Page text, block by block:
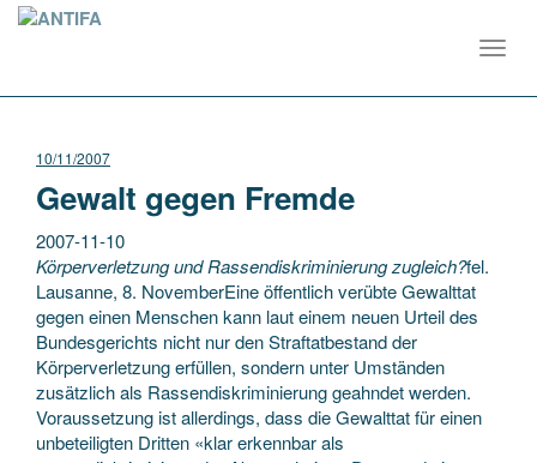
10/11/2007
Gewalt gegen Fremde
2007-11-10
Körperverletzung und Rassendiskriminierung zugleich?fel.
Lausanne, 8. NovemberEine öffentlich verübte Gewalttat
gegen einen Menschen kann laut einem neuen Urteil des
Bundesgerichts nicht nur den Straftatbestand der
Körperverletzung erfüllen, sondern unter Umständen
zusätzlich als Rassendiskriminierung geahndet werden.
Voraussetzung ist allerdings, dass die Gewalttat für einen
unbeteiligten Dritten «klar erkennbar als